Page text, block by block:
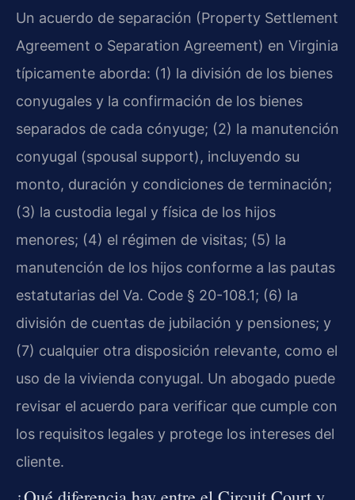
Un acuerdo de separación (Property Settlement
Agreement o Separation Agreement) en Virginia
típicamente aborda: (1) la división de los bienes
conyugales y la confirmación de los bienes
separados de cada cónyuge; (2) la manutención
conyugal (spousal support), incluyendo su
monto, duración y condiciones de terminación;
(3) la custodia legal y física de los hijos
menores; (4) el régimen de visitas; (5) la
manutención de los hijos conforme a las pautas
estatutarias del Va. Code § 20-108.1; (6) la
división de cuentas de jubilación y pensiones; y
(7) cualquier otra disposición relevante, como el
uso de la vivienda conyugal. Un abogado puede
revisar el acuerdo para verificar que cumple con
los requisitos legales y protege los intereses del
cliente.